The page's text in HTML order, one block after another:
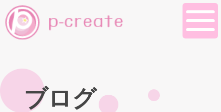
ブログ